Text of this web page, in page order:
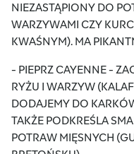
NIEZASTĄPIONY DO
WARZYWAMI CZY
KWAŚNYM). MA
- PIEPRZ CAYENNE -
RYŻU I WARZYW
DODAJEMY DO
TAKŻE PODKREŚLA
POTRAW MIĘSNYCH